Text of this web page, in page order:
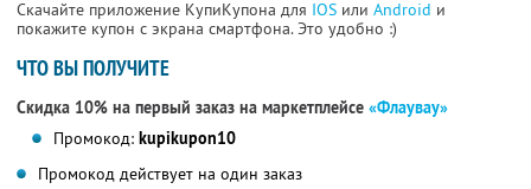
Скачайте приложение КупиКупона для IOS или Android и
покажите купон с экрана смартфона. Это удобно :)
ЧТО ВЫ ПОЛУЧИТЕ
Скидка 10% на первый заказ на маркетплейсе «Флаувау»
Промокод: kupikupon10
Промокод действует на один заказ